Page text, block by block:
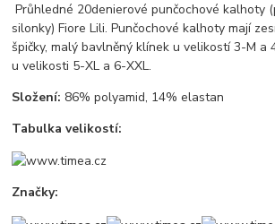
Průhledné 20denierové punčochové kalhoty
silonky) Fiore Lili. Punčochové kalhoty mají
špičky, malý bavlněný klínek u velikostí 3-M a
u velikosti 5-XL a 6-XXL.
Složení: 86% polyamid, 14% elastan
Tabulka velikostí:
Značky: